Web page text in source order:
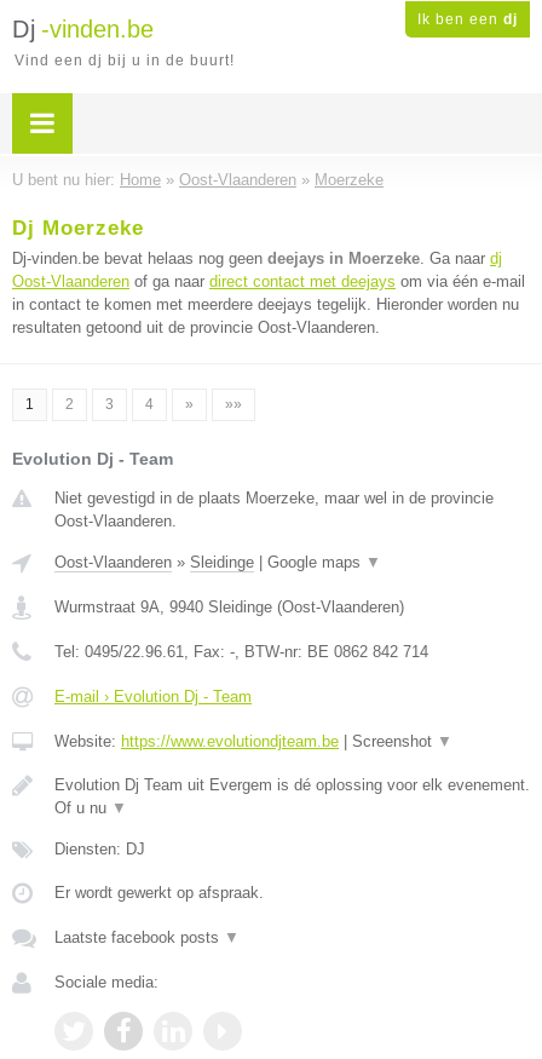
Ik ben een dj
Dj -vinden.be
Vind een dj bij u in de buurt!
U bent nu hier: Home » Oost-Vlaanderen » Moerzeke
Dj Moerzeke
Dj-vinden.be bevat helaas nog geen deejays in Moerzeke. Ga naar dj
Oost-Vlaanderen of ga naar direct contact met deejays om via één e-mail
in contact te komen met meerdere deejays tegelijk. Hieronder worden nu
resultaten getoond uit de provincie Oost-Vlaanderen.
1 2 3 4 » »»
Evolution Dj - Team
Niet gevestigd in de plaats Moerzeke, maar wel in de provincie
Oost-Vlaanderen.
Oost-Vlaanderen » Sleidinge Google maps ▼
Wurmstraat 9A, 9940 Sleidinge (Oost-Vlaanderen)
Tel: 0495/22.96.61, Fax: -, BTW-nr: BE 0862 842 714
E-mail › Evolution Dj - Team
Website: https://www.evolutiondjteam.be Screenshot ▼
Evolution Dj Team uit Evergem is dé oplossing voor elk evenement.
Of u nu ▼
Diensten: DJ
Er wordt gewerkt op afspraak.
Laatste facebook posts ▼
Sociale media: